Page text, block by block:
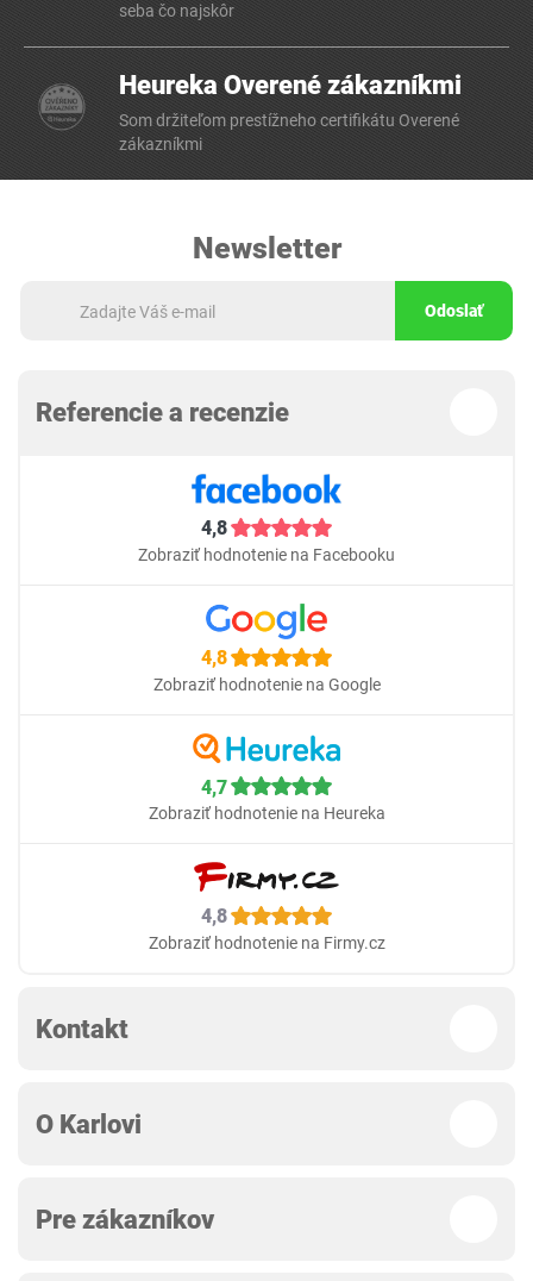
seba čo najskôr
Heureka Overené zákazníkmi
Som držiteľom prestížneho certifikátu Overené
zákazníkmi
Newsletter
Odoslať
Referencie a recenzie
4,8
Zobraziť hodnotenie na Facebooku
4,8
Zobraziť hodnotenie na Google
4,7
Zobraziť hodnotenie na Heureka
4,8
Zobraziť hodnotenie na Firmy.cz
Kontakt
O Karlovi
Pre zákazníkov